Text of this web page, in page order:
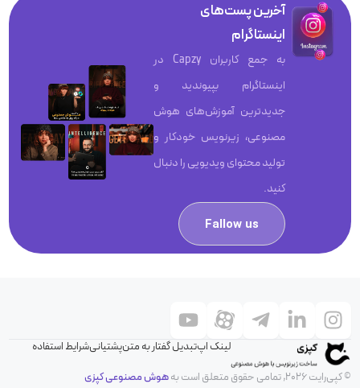
آخرین پست‌های
اینستاگرام
به جمع کاربران Capzy در
اینستاگرام بپیوندید و
جدیدترین آموزش‌های هوش
مصنوعی، زیرنویس خودکار و
تولید محتوای ویدیویی را دنبال
کنید.
Fallow us
لینک اپتبدیل گفتار به متنپشتیانیشرایط استفاده
© کپی‌رایت 2026, تمامی حقوق متعلق است به
هوش مصنوعی کپزی